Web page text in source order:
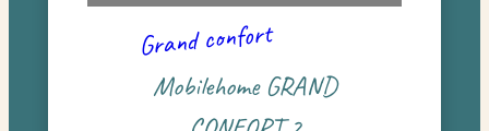
Grand confort
Mobilehome GRAND